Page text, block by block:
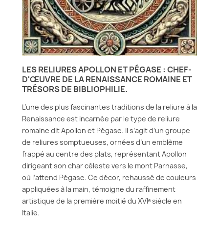
LES RELIURES APOLLON ET PÉGASE : CHEF-
D'ŒUVRE DE LA RENAISSANCE ROMAINE ET
TRÉSORS DE BIBLIOPHILIE.
L’une des plus fascinantes traditions de la reliure à la
Renaissance est incarnée par le type de reliure
romaine dit Apollon et Pégase. Il s’agit d’un groupe
de reliures somptueuses, ornées d’un emblème
frappé au centre des plats, représentant Apollon
dirigeant son char céleste vers le mont Parnasse,
où l’attend Pégase. Ce décor, rehaussé de couleurs
appliquées à la main, témoigne du raffinement
artistique de la première moitié du XVIᵉ siècle en
Italie.